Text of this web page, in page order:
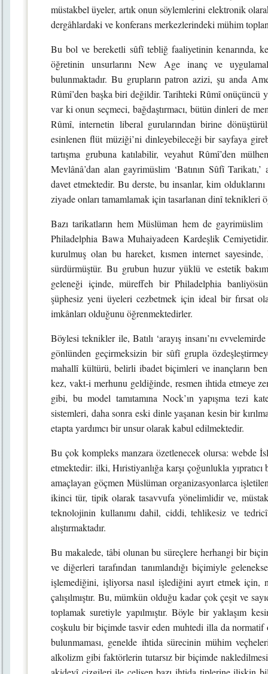
müstakbel üyeler, artık onun söylemlerini elektronik
dergâhlardaki ve konferans merkezlerindeki mühim
Bu bol ve bereketli sûfî tebliğ faaliyetinin kenarında,
öğretinin unsurlarını New Age inanç ve
bulunmaktadır. Bu grupların patron azizi, şu anda
Rûmî’den başka biri değildir. Tarihteki Rûmî onüçüncü
var ki onun seçmeci, bağdaştırmacı, bütün dinleri de
Rûmî, internetin liberal gurularından birine
esinlenen flüt müziği’ni dinleyebileceği bir sayfaya
tartışma grubuna katılabilir, veyahut Rûmî’den
Mevlânâ’dan alan gayrimüslim ‘Batının Sûfî
davet etmektedir. Bu derste, bu insanlar, kim
ziyade onları tamamlamak için tasarlanan dinî teknikleri
Bazı tarikatların hem Müslüman hem de gayrimüslim
Philadelphia Bawa Muhaiyadeen Kardeşlik
kurulmuş olan bu hareket, kısmen internet sayesinde,
sürdürmüştür. Bu grubun huzur yüklü ve estetik
geleneği içinde, müreffeh bir Philadelphia
şüphesiz yeni üyeleri cezbetmek için ideal bir fırsat
imkânları olduğunu öğrenmektedirler.
Böylesi teknikler ile, Batılı ‘arayış insanı’nı
gönlünden geçirmeksizin bir sûfî grupla
mahallî kültürü, belirli ibadet biçimleri ve inançların
kez, vakt-i merhunu geldiğinde, resmen ihtida etmeye
gibi, bu model tamıtamına Nock’ın yapışma tezi
sistemleri, daha sonra eski dinle yaşanan kesin bir
etapta yardımcı bir unsur olarak kabul edilmektedir.
Bu çok kompleks manzara özetlenecek olursa: webde
etmektedir: ilki, Hıristiyanlığa karşı çoğunlukla
amaçlayan göçmen Müslüman organizasyonlarca
ikinci tür, tipik olarak tasavvufa yönelimlidir ve,
teknolojinin kullanımı dahil, ciddi, tehlikesiz ve tedricî
alıştırmaktadır.
Bu makalede, tâbi olunan bu süreçlere herhangi bir
ve diğerleri tarafından tanımlandığı biçimiyle
işlemediğini, işliyorsa nasıl işlediğini ayırt etmek
çalışılmıştır. Bu, mümkün olduğu kadar çok çeşit ve
toplamak suretiyle yapılmıştır. Böyle bir yaklaşım
coşkulu bir biçimde tasvir eden muhtedi illa da
bulunmaması, genelde ihtida sürecinin mühim
alkolizm gibi faktörlerin tutarsız bir biçimde